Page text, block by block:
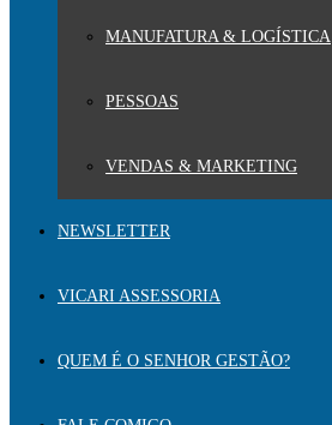
MANUFATURA & LOGÍSTICA
PESSOAS
VENDAS & MARKETING
NEWSLETTER
VICARI ASSESSORIA
QUEM É O SENHOR GESTÃO?